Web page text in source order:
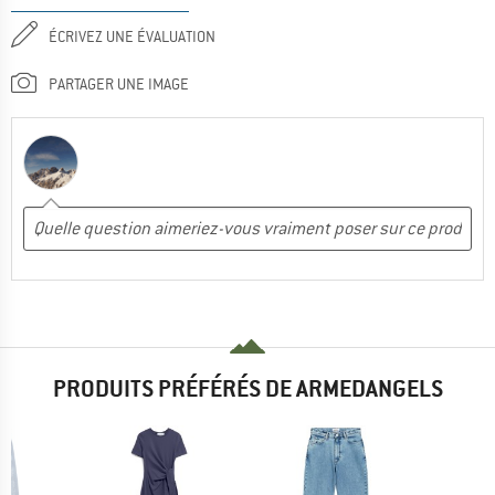
ÉCRIVEZ UNE ÉVALUATION
PARTAGER UNE IMAGE
PRODUITS PRÉFÉRÉS DE ARMEDANGELS